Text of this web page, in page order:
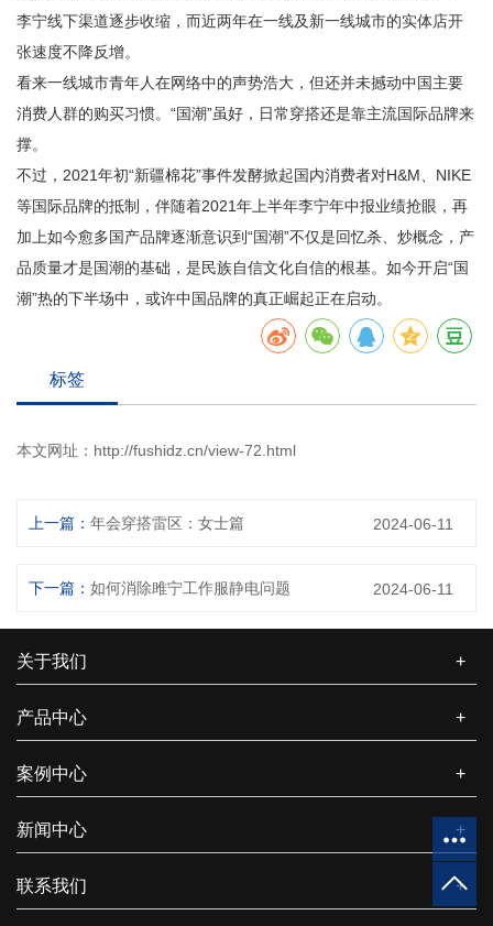
李宁线下渠道逐步收缩，而近两年在一线及新一线城市的实体店开
张速度不降反增。
看来一线城市青年人在网络中的声势浩大，但还并未撼动中国主要
消费人群的购买习惯。“国潮”虽好，日常穿搭还是靠主流国际品牌来
撑。
不过，2021年初“新疆棉花”事件发酵掀起国内消费者对H&M、NIKE
等国际品牌的抵制，伴随着2021年上半年李宁年中报业绩抢眼，再
加上如今愈多国产品牌逐渐意识到“国潮”不仅是回忆杀、炒概念，产
品质量才是国潮的基础，是民族自信文化自信的根基。如今开启“国
潮”热的下半场中，或许中国品牌的真正崛起正在启动。
标签
本文网址： http://fushidz.cn/view-72.html
上一篇： 年会穿搭雷区：女士篇 2024-06-11
下一篇： 如何消除雎宁工作服静电问题 2024-06-11
关于我们 +
产品中心 +
案例中心 +
新闻中心 +
联系我们 +